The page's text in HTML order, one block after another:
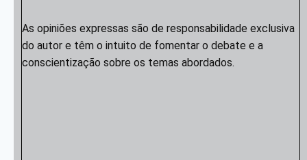
As opiniões expressas são de responsabilidade exclusiva
do autor e têm o intuito de fomentar o debate e a
conscientização sobre os temas abordados.